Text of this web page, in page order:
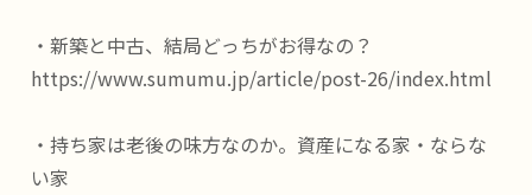
・新築と中古、結局どっちがお得なの？
https://www.sumumu.jp/article/post-26/index.html
・持ち家は老後の味方なのか。資産になる家・ならな
い家